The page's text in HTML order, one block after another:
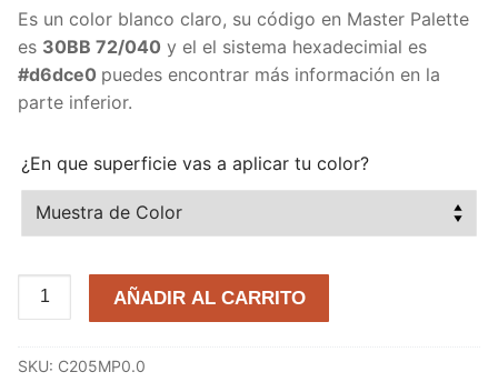
Es un color blanco claro, su código en Master Palette
es 30BB 72/040 y el el sistema hexadecimial es
#d6dce0 puedes encontrar más información en la
parte inferior.
¿En que superficie vas a aplicar tu color?
Realidad
Virtual
72/040
AÑADIR AL CARRITO
SKU: C205MP0.0